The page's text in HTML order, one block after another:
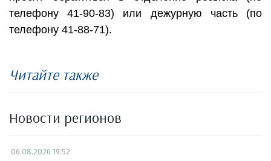
телефону 41-90-83) или дежурную часть (по
телефону 41-88-71).
Читайте также
Новости регионов
06.08.2026 19:52